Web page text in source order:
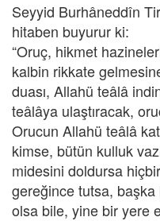
Seyyid Burhâneddîn
hitaben buyurur ki:
“Oruç, hikmet
kalbin rikkate
duası, Allahü teâlâ
teâlâya ulaştıracak,
Orucun Allahü teâlâ
kimse, bütün kulluk
midesini doldursa
gereğince tutsa,
olsa bile, yine bir yere